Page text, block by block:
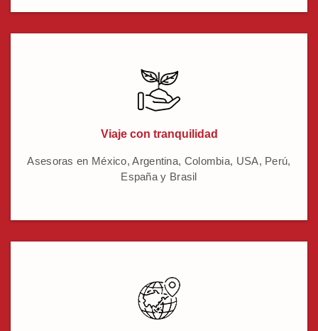
Viaje con tranquilidad
Asesoras en México, Argentina, Colombia, USA, Perú,
España y Brasil